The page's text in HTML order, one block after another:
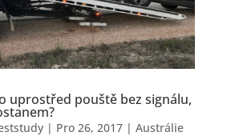
uprostřed pouště bez signálu,
| Pro 26, 2017| Austrálie